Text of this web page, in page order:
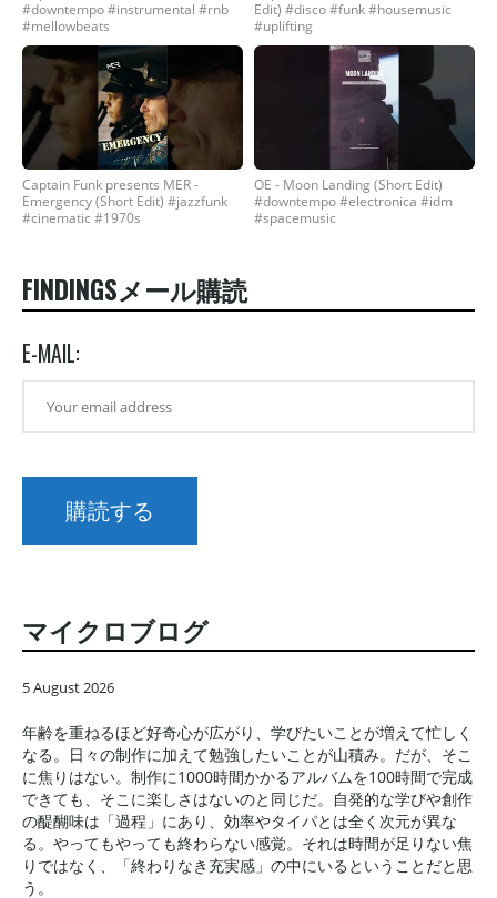
#downtempo #instrumental #rnb
#mellowbeats
Edit) #disco #funk #housemusic
#uplifting
Captain Funk presents MER -
Emergency (Short Edit) #jazzfunk
#cinematic #1970s
OE - Moon Landing (Short Edit)
#downtempo #electronica #idm
#spacemusic
FINDINGSメール購読
E-MAIL:
マイクロブログ
5 August 2026
年齢を重ねるほど好奇心が広がり、学びたいことが増えて忙しく
なる。日々の制作に加えて勉強したいことが山積み。だが、そこ
に焦りはない。制作に1000時間かかるアルバムを100時間で完成
できても、そこに楽しさはないのと同じだ。自発的な学びや創作
の醍醐味は「過程」にあり、効率やタイパとは全く次元が異な
る。やってもやっても終わらない感覚。それは時間が足りない焦
りではなく、「終わりなき充実感」の中にいるということだと思
う。